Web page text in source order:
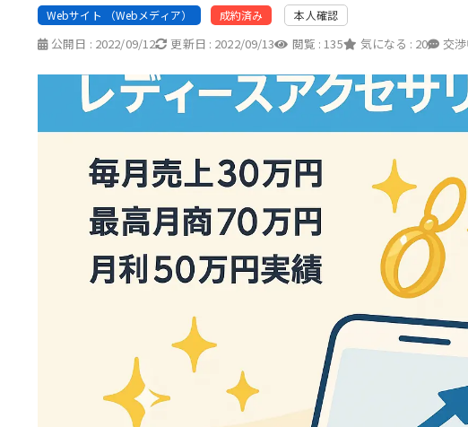
Webサイト （Webメディア） 成約済み 本人確認
公開日 : 2022/09/12 更新日 : 2022/09/13 閲覧 : 135 気になる : 20 交